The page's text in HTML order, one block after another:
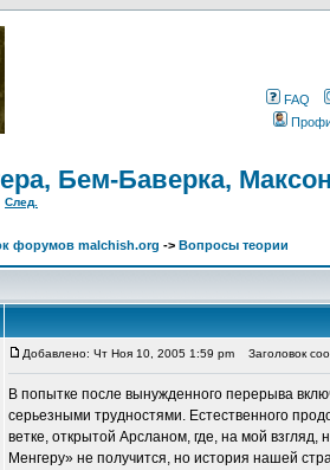
FAQ
Бем-Баверка,
След.
форумов malchish.org -> Вопросы теории
Добавлено: Чт Ноя 10, 2005 1:59 pm Заголовок
В попытке после вынужденного перерыва
серьезными трудностями. Естественного
ветке, открытой Арсланом, где, на мой
Менгеру» не получится, но история нашей